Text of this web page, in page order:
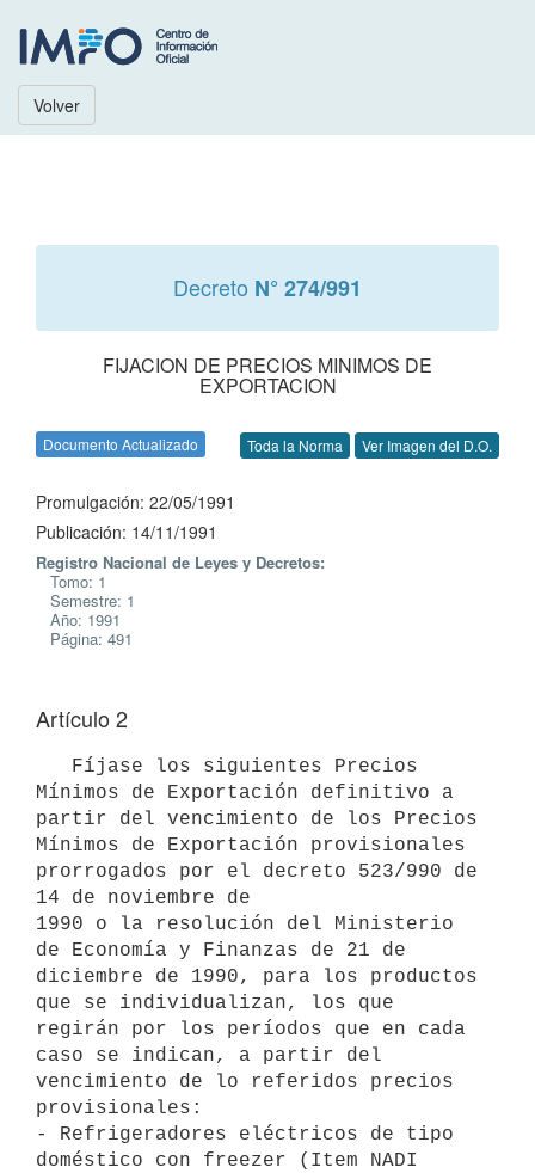
Volver
Decreto N° 274/991
FIJACION DE PRECIOS MINIMOS DE
EXPORTACION
Documento Actualizado Toda la Norma Ver Imagen del D.O.
Promulgación: 22/05/1991
Publicación: 14/11/1991
Registro Nacional de Leyes y Decretos:
Tomo: 1
Semestre: 1
Año: 1991
Página: 491
Artículo 2
Mínimos de Exportación definitivo a
partir del vencimiento de los Precios
Mínimos de Exportación provisionales
prorrogados por el decreto 523/990 de
14 de noviembre de
1990 o la resolución del Ministerio
de Economía y Finanzas de 21 de
diciembre de 1990, para los productos
que se individualizan, los que
regirán por los períodos que en cada
caso se indican, a partir del
vencimiento de lo referidos precios
provisionales:
- Refrigeradores eléctricos de tipo
doméstico con freezer (Item NADI